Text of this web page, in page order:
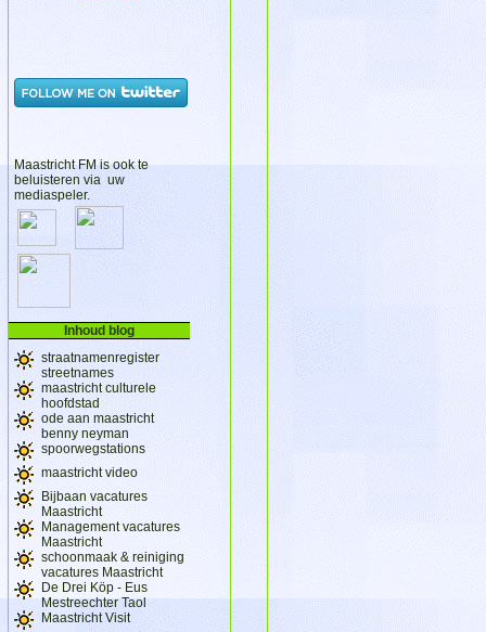
Maastricht FM is ook te
beluisteren via uw
mediaspeler.
Inhoud blog
straatnamenregister
streetnames
maastricht culturele
hoofdstad
ode aan maastricht
benny neyman
spoorwegstations
maastricht video
Bijbaan vacatures
Maastricht
Management vacatures
Maastricht
schoonmaak & reiniging
vacatures Maastricht
De Drei Köp - Eus
Mestreechter Taol
Maastricht Visit